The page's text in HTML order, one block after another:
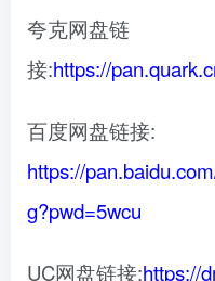
夸克网盘链
接:https://
百度网盘链接:
https://
g?pwd=5wcu
UC网盘链接:https://